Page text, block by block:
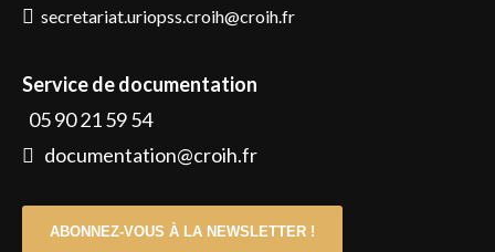
secretariat.uriopss.croih@croih.fr
Service de documentation
05 90 21 59 54
documentation@croih.fr
ABONNEZ-VOUS À LA NEWSLETTER !